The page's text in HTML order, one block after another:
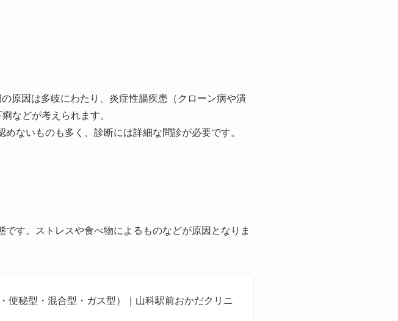
原因は多岐にわたり、炎症性腸疾患（クローン病や潰
などが考えられます。
ないものも多く、診断には詳細な問診が必要です。
す。ストレスや食べ物によるものなどが原因となりま
便秘型・混合型・ガス型）｜山科駅前おかだクリニ